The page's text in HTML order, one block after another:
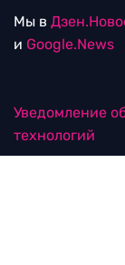
Мы в
и Google.News
Уведомление
технологий